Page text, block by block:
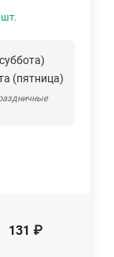
(пятница)
131 ₽